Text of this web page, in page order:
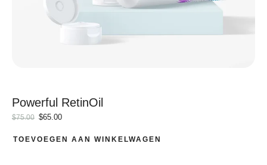
Powerful RetinOil
$75.00 $65.00
TOEVOEGEN AAN WINKELWAGEN